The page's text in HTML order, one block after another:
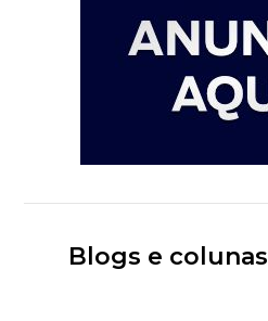
Blogs e colunas